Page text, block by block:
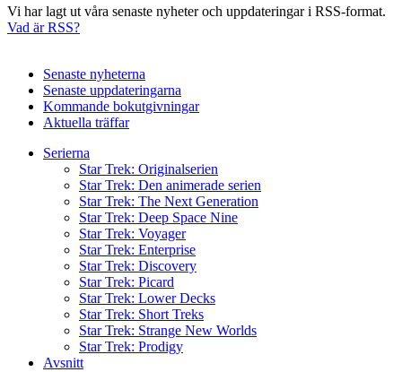
Vi har lagt ut våra senaste nyheter och uppdateringar i RSS-format.
Vad är RSS?
Senaste nyheterna
Senaste uppdateringarna
Kommande bokutgivningar
Aktuella träffar
Serierna
Star Trek: Originalserien
Star Trek: Den animerade serien
Star Trek: The Next Generation
Star Trek: Deep Space Nine
Star Trek: Voyager
Star Trek: Enterprise
Star Trek: Discovery
Star Trek: Picard
Star Trek: Lower Decks
Star Trek: Short Treks
Star Trek: Strange New Worlds
Star Trek: Prodigy
Avsnitt